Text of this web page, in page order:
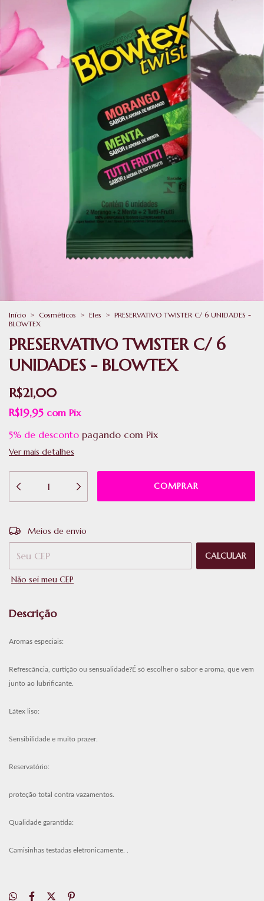
Início > Cosméticos > Eles > PRESERVATIVO TWISTER C/ 6 UNIDADES -
BLOWTEX
PRESERVATIVO TWISTER C/ 6
UNIDADES - BLOWTEX
R$21,00
R$19,95 com Pix
5% de desconto pagando com Pix
Ver mais detalhes
Entregas para o CEP:
Meios de envio
CALCULAR
Não sei meu CEP
Descrição
Aromas especiais:
Refrescância, curtição ou sensualidade?É só escolher o sabor e aroma, que vem
junto ao lubrificante.
Látex liso:
Sensibilidade e muito prazer.
Reservatório:
proteção total contra vazamentos.
Qualidade garantida:
Camisinhas testadas eletronicamente. .